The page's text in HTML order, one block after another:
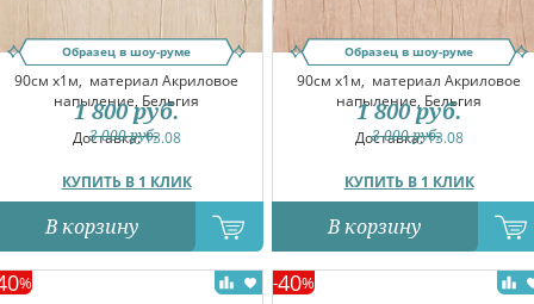
Образец в шоу-руме
90см x1м, материал Акриловое
напыление, Бельгия
Доставка:13.08
КУПИТЬ В 1 КЛИК
3 000руб.
1 800 руб.
В корзину
Образец в шоу-руме
90см x1м, материал Акриловое
напыление, Бельгия
Доставка:13.08
КУПИТЬ В 1 КЛИК
3 000руб.
1 800 руб.
В корзину
% -40%